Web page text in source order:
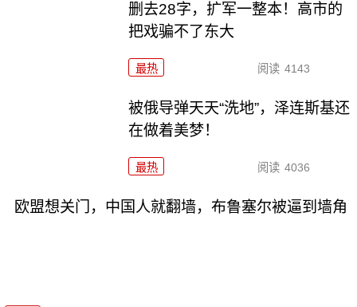
删去28字，扩军一整本！高市的
把戏骗不了东大
最热 阅读 4143
被俄导弹天天“洗地”，泽连斯基还
在做着美梦！
最热 阅读 4036
欧盟想关门，中国人就翻墙，布鲁塞尔被逼到墙角